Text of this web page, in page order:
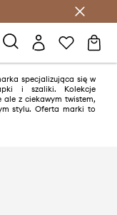
specjalizująca się w
i szaliki. Kolekcje
ale z ciekawym twistem,
stylu. Oferta marki to